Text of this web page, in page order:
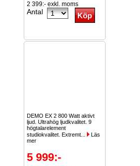
2 399:- exkl. moms
Antal
DEMO EX 2 800 Watt aktivt
ljud. Ultrahög ljudkvalitet. 9
högtalarelement
studiokvalitet. Extremt...
Läs
mer
5 999:-